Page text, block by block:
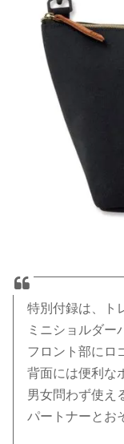
特別付録は、ト
ミニショルダー
フロント部にロ
背面には便利な
男女問わず使え
パートナーとお